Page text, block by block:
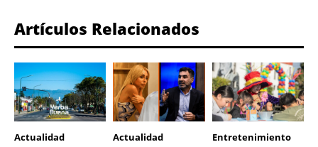
Artículos Relacionados
Actualidad Actualidad Entretenimiento